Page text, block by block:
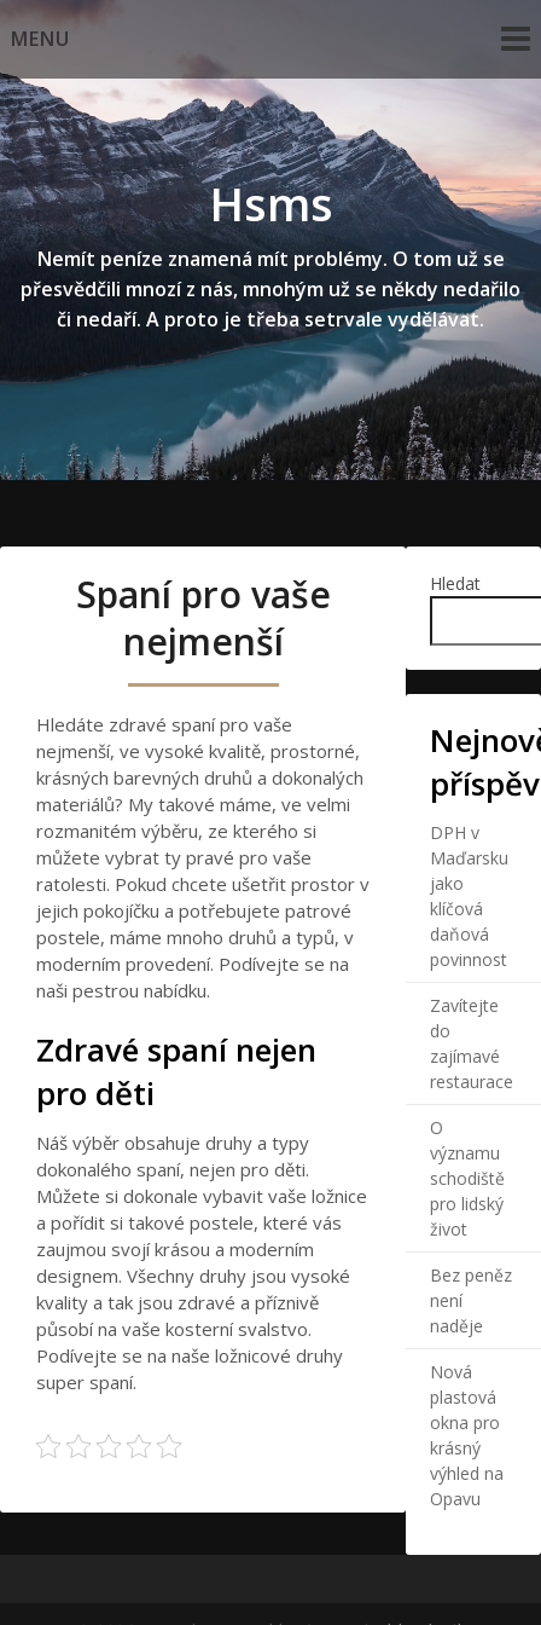
Skip
toMENU
Hsms
Nemít peníze znamená mít problémy. O tom už se
přesvědčili mnozí z nás, mnohým už se někdy nedařilo
či nedaří. A proto je třeba setrvale vydělávat.
Spaní pro vaše
nejmenší
Hledáte zdravé spaní pro vaše
nejmenší, ve vysoké kvalitě, prostorné,
krásných barevných druhů a dokonalých
materiálů? My takové máme, ve velmi
rozmanitém výběru, ze kterého si
můžete vybrat ty pravé pro vaše
ratolesti. Pokud chcete ušetřit prostor v
jejich pokojíčku a potřebujete patrové
postele, máme mnoho druhů a typů, v
moderním provedení. Podívejte se na
naši pestrou nabídku.
Zdravé spaní nejen
pro děti
Náš výběr obsahuje druhy a typy
dokonalého spaní, nejen pro děti.
Můžete si dokonale vybavit vaše ložnice
a pořídit si takové postele, které vás
zaujmou svojí krásou a moderním
designem. Všechny druhy jsou vysoké
kvality a tak jsou zdravé a příznivě
působí na vaše kosterní svalstvo.
Podívejte se na naše ložnicové druhy
super spaní.
Hledat
DPH v
Maďarsku
jako
klíčová
daňová
povinnost
Zavítejte
do
zajímavé
restaurace
O
významu
schodiště
pro lidský
život
Bez peněz
není
naděje
Nová
plastová
okna pro
krásný
výhled na
Opavu